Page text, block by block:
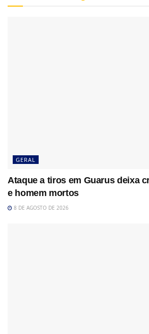
GERAL
Ataque a tiros em Guarus deixa
e homem mortos
8 DE AGOSTO DE 2026